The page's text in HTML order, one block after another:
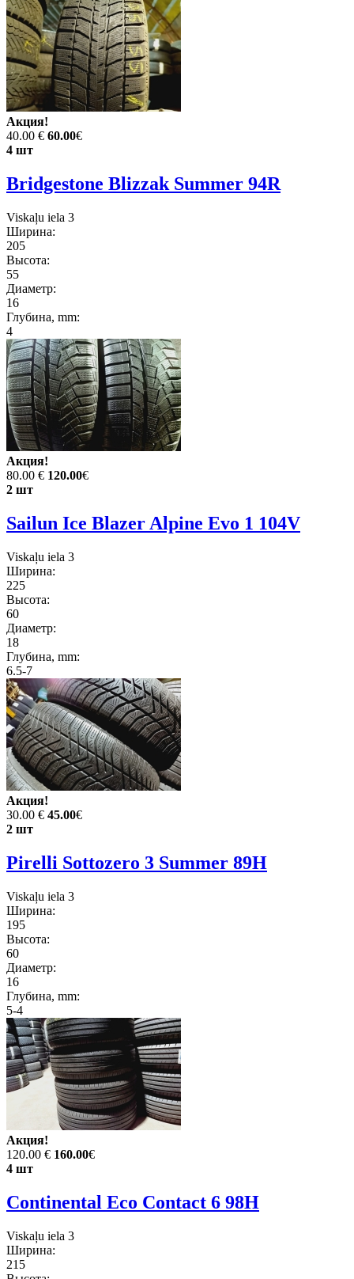
Акция!
40.00 € 60.00€
4 шт
Bridgestone Blizzak Summer 94R
Viskaļu iela 3
Ширина:
205
Высота:
55
Диаметр:
16
Глубина, mm:
4
Акция!
80.00 € 120.00€
2 шт
Sailun Ice Blazer Alpine Evo 1 104V
Viskaļu iela 3
Ширина:
225
Высота:
60
Диаметр:
18
Глубина, mm:
6.5-7
Акция!
30.00 € 45.00€
2 шт
Pirelli Sottozero 3 Summer 89H
Viskaļu iela 3
Ширина:
195
Высота:
60
Диаметр:
16
Глубина, mm:
5-4
Акция!
120.00 € 160.00€
4 шт
Continental Eco Contact 6 98H
Viskaļu iela 3
Ширина:
215